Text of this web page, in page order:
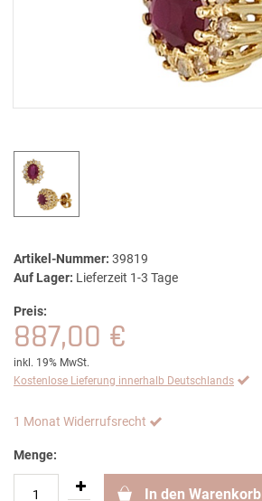
Artikel-Nummer: 39819
Auf Lager: Lieferzeit 1-3 Tage
Preis:
887,00 €
inkl. 19% MwSt.
Kostenlose Lieferung innerhalb Deutschlands
1 Monat Widerrufsrecht
Menge:
In den Warenkorb